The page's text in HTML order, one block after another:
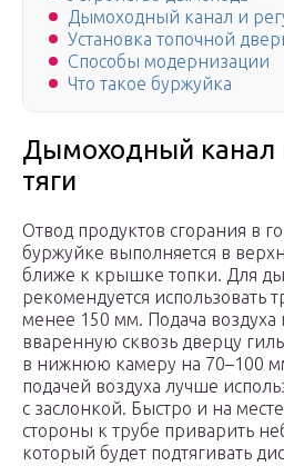
Дымоходный канал и
Установка топочной
Способы модернизации
Что такое буржуйка
Дымоходный канал
тяги
Отвод продуктов сгорания в
буржуйке выполняется в
ближе к крышке топки. Для
рекомендуется использовать
менее 150 мм. Подача воздуха
вваренную сквозь дверцу
в нижнюю камеру на 70–100
подачей воздуха лучше
с заслонкой. Быстро и на
стороны к трубе приварить
который будет подтягивать